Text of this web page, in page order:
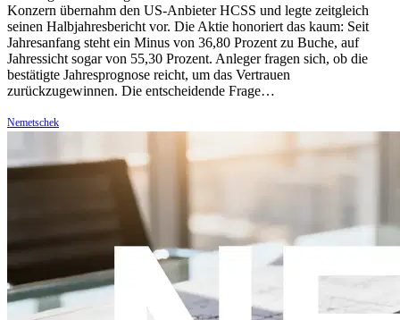
Konzern übernahm den US-Anbieter HCSS und legte zeitgleich
seinen Halbjahresbericht vor. Die Aktie honoriert das kaum: Seit
Jahresanfang steht ein Minus von 36,80 Prozent zu Buche, auf
Jahressicht sogar von 55,30 Prozent. Anleger fragen sich, ob die
bestätigte Jahresprognose reicht, um das Vertrauen
zurückzugewinnen. Die entscheidende Frage…
Nemetschek